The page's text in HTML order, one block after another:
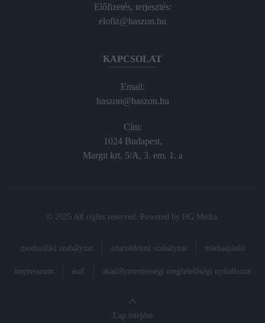
Előfizetés, terjesztés:
elofiz@haszon.hu
KAPCSOLAT
Email:
haszon@haszon.hu
Cím:
1024 Budapest,
Margit krt. 5/A, 3. em. 1. a
© 2025 All rights reserved. Powered by HG Media
moderálási szabályzat adatvédelmi szabályzat médiaajánló
impresszum ászf akadálymentességi megfelelőségi nyilatkozat
Lap tetejére